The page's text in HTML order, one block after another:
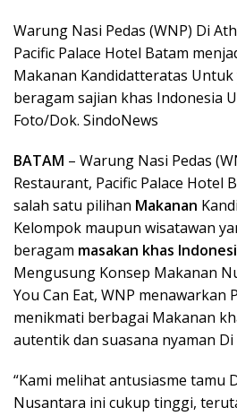
Warung Nasi Pedas (WNP) Di
Pacific Palace Hotel Batam
Makanan Kandidatteratas
beragam sajian khas Indonesia
Foto/Dok. SindoNews
BATAM – Warung Nasi Pedas
Restaurant, Pacific Palace Hotel
salah satu pilihan Makanan
Kelompok maupun wisatawan
beragam masakan khas
Mengusung Konsep Makanan
You Can Eat, WNP menawarkan
menikmati berbagai Makanan
autentik dan suasana nyaman
“Kami melihat antusiasme tamu
Nusantara ini cukup tinggi,